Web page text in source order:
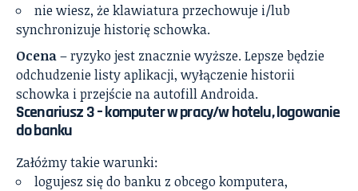
nie wiesz, że klawiatura przechowuje i/lub
synchronizuje historię schowka.
Ocena– ryzyko jest znacznie wyższe. Lepsze będzie
odchudzenie listy aplikacji, wyłączenie historii
schowka i przejście na autofill Androida.
Scenariusz 3 – komputer w pracy/w hotelu, logowanie
do banku
Załóżmy takie warunki:
logujesz się do banku z obcego komputera,